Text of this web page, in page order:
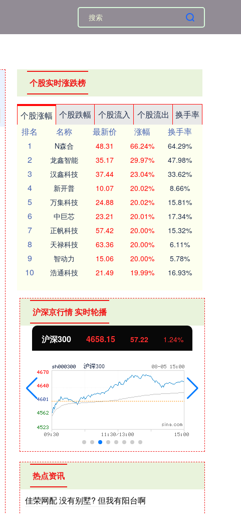
个股实时涨跌榜
个股涨幅 个股跌幅 个股流入 个股流出
换手率
排名
名称 最新价 涨幅
换手率
1
N森合 48.31 66.24% 64.29%
2 龙鑫智能 35.17 29.97% 47.98%
3 汉鑫科技 37.44 23.04% 33.62%
4 新开普 10.07 20.02% 8.66%
5 万集科技 24.88 20.02% 15.81%
6 中巨芯 23.21 20.01% 17.34%
7 正帆科技 57.42 20.00% 15.32%
8 天禄科技 63.36 20.00% 6.11%
9 智动力 15.06 20.00% 5.78%
10 浩通科技 21.49 19.99% 16.93%
沪深京行情 实时轮播
4658.15 57.22 1.24% 北证50 1119.46
热点资讯
佳荣网配 没有别墅? 但我有阳台啊